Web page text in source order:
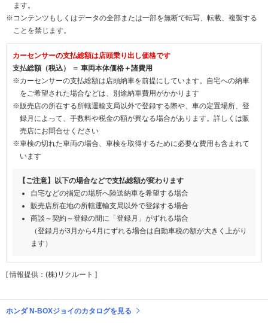
ます。
※コンテンツもしくはデータの全部または一部を無断で転写、転載、複製する
ことを禁じます。
カーセンサーの支払総額は店頭乗り出し価格です
支払総額（税込） ＝ 車両本体価格＋諸費用
※カーセンサーの支払総額は店頭納車を前提にしています。自宅への納車
をご希望された場合などは、別途納車費用がかかります
※販売店の所在する所轄運輸支局以外で登録する際や、車の定置場所、登
録月によって、手数料や税金の額が異なる場合があります。詳しくは販
売店にお問合せください
※車検の切れた車両の場合、車検を取得するために必要な費用も含まれて
います
【ご注意】以下の場合などで支払総額が変わります
自宅などの指定の場所へ陸送納車を希望する場合
販売店所在地の所轄運輸支局以外で登録する場合
商談～契約～登録の間に「登録月」がずれる場合
（登録月が3月から4月にずれる場合は自動車税の額が大きく上がり
ます）
[ 情報提供：(株)リクルート ]
ホンダ N-BOXジョイのカタログを見る